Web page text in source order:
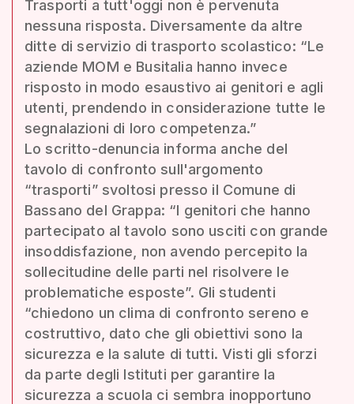
Trasporti a tutt'oggi non è pervenuta
nessuna risposta. Diversamente da altre
ditte di servizio di trasporto scolastico: “Le
aziende MOM e Busitalia hanno invece
risposto in modo esaustivo ai genitori e agli
utenti, prendendo in considerazione tutte le
segnalazioni di loro competenza.”
Lo scritto-denuncia informa anche del
tavolo di confronto sull'argomento
“trasporti” svoltosi presso il Comune di
Bassano del Grappa: “I genitori che hanno
partecipato al tavolo sono usciti con grande
insoddisfazione, non avendo percepito la
sollecitudine delle parti nel risolvere le
problematiche esposte”. Gli studenti
“chiedono un clima di confronto sereno e
costruttivo, dato che gli obiettivi sono la
sicurezza e la salute di tutti. Visti gli sforzi
da parte degli Istituti per garantire la
sicurezza a scuola ci sembra inopportuno